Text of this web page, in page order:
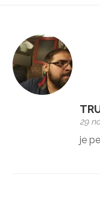
29
je